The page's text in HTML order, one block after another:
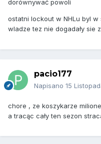
dorównywać powoli
ostatni lockout w NHLu byl
wladze tez nie dogadały sie
pacio177
Napisano 15
chore , ze koszykarze
a tracąc cały ten sezon